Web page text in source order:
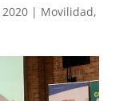
| Movilidad,